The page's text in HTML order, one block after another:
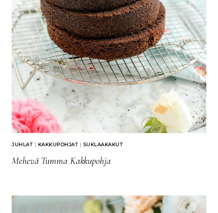
JUHLAT | KAKKUPOHJAT | SUKLAAKAKUT
Mehevä Tumma Kakkupohja